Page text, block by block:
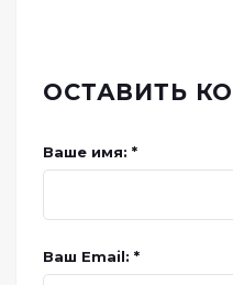
ОСТАВИТЬ
Ваше имя: *
Ваш Email: *